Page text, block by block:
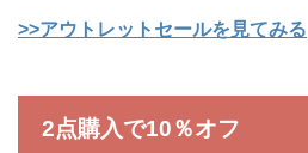
>>アウトレットセールを見てみる
2点購入で10％オフ